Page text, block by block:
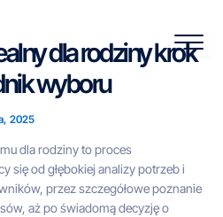
dla rodziny krok
wyboru
2025
dla rodziny to proces
się od głębokiej analizy potrzeb i
przez szczegółowe poznanie
aż po świadomą decyzję o